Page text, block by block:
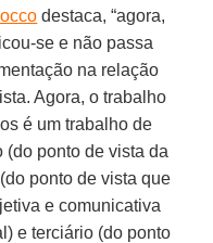
destaca, “agora,
se e não passa
na relação
Agora, o trabalho
é um trabalho de
(do ponto de vista da
ponto de vista que
e comunicativa
e terciário (do ponto